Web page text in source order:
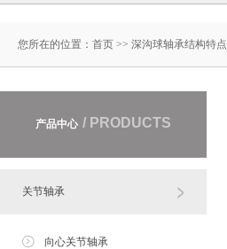
您所在的位置： 首页 >> 深沟球轴承结构特点
产品中心 / PRODUCTS
关节轴承
向心关节轴承